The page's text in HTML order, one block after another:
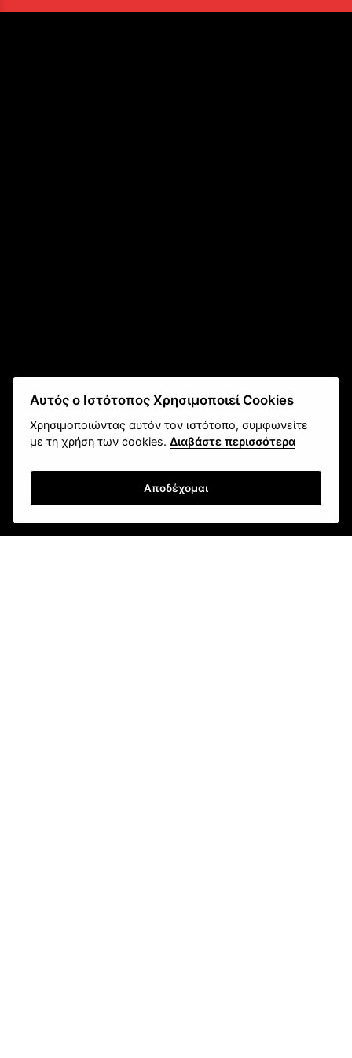
fokas.shop@gmail.com
2610 451 031
Πανεπιστημίου 107, Ζαβλάνι, Πάτρα
Μάθετε για εμάς
Επικοινωνία
Newsletter
Αυτός ο Ιστότοπος Χρησιμοποιεί Cookies
Χρησιμοποιώντας αυτόν τον ιστότοπο, συμφωνείτε
με τη χρήση των cookies.Διαβάστε περισσότερα
Αποδέχομαι